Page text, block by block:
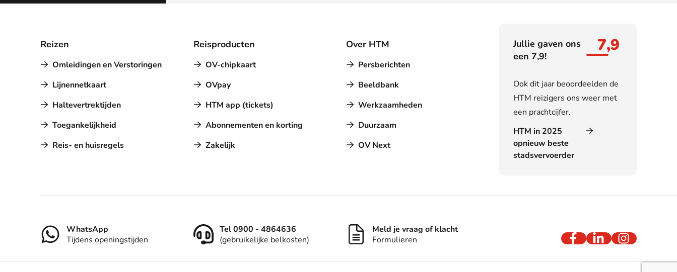
Reizen
Omleidingen en Verstoringen
Lijnennetkaart
Haltevertrektijden
Toegankelijkheid
Reis- en huisregels
Reisproducten
OV-chipkaart
OVpay
HTM app (tickets)
Abonnementen en korting
Zakelijk
Over HTM
Persberichten
Beeldbank
Werkzaamheden
Duurzaam
OV Next
Jullie gaven ons
een 7,9!
7,9
Ook dit jaar beoordeelden de
HTM reizigers ons weer met
een prachtcijfer.
HTM in 2025
opnieuw beste
stadsvervoerder
ContactWhatsApp
Tijdens openingstijden
Tel 0900 - 4864636
(gebruikelijke belkosten)
Meld je vraag of klacht
Formulieren